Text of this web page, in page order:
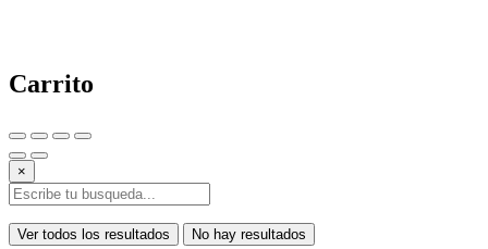
Carrito
×
Ver todos los resultados No hay resultados